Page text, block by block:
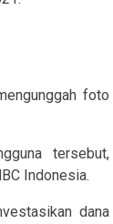
foto
tersebut,
Indonesia.
dana